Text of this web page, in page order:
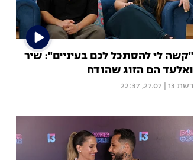
"קשה לי להסתכל לכם בעיניים": שיר
ואלעד הם הזוג שהודח
רשת 13 27.07, 22:37